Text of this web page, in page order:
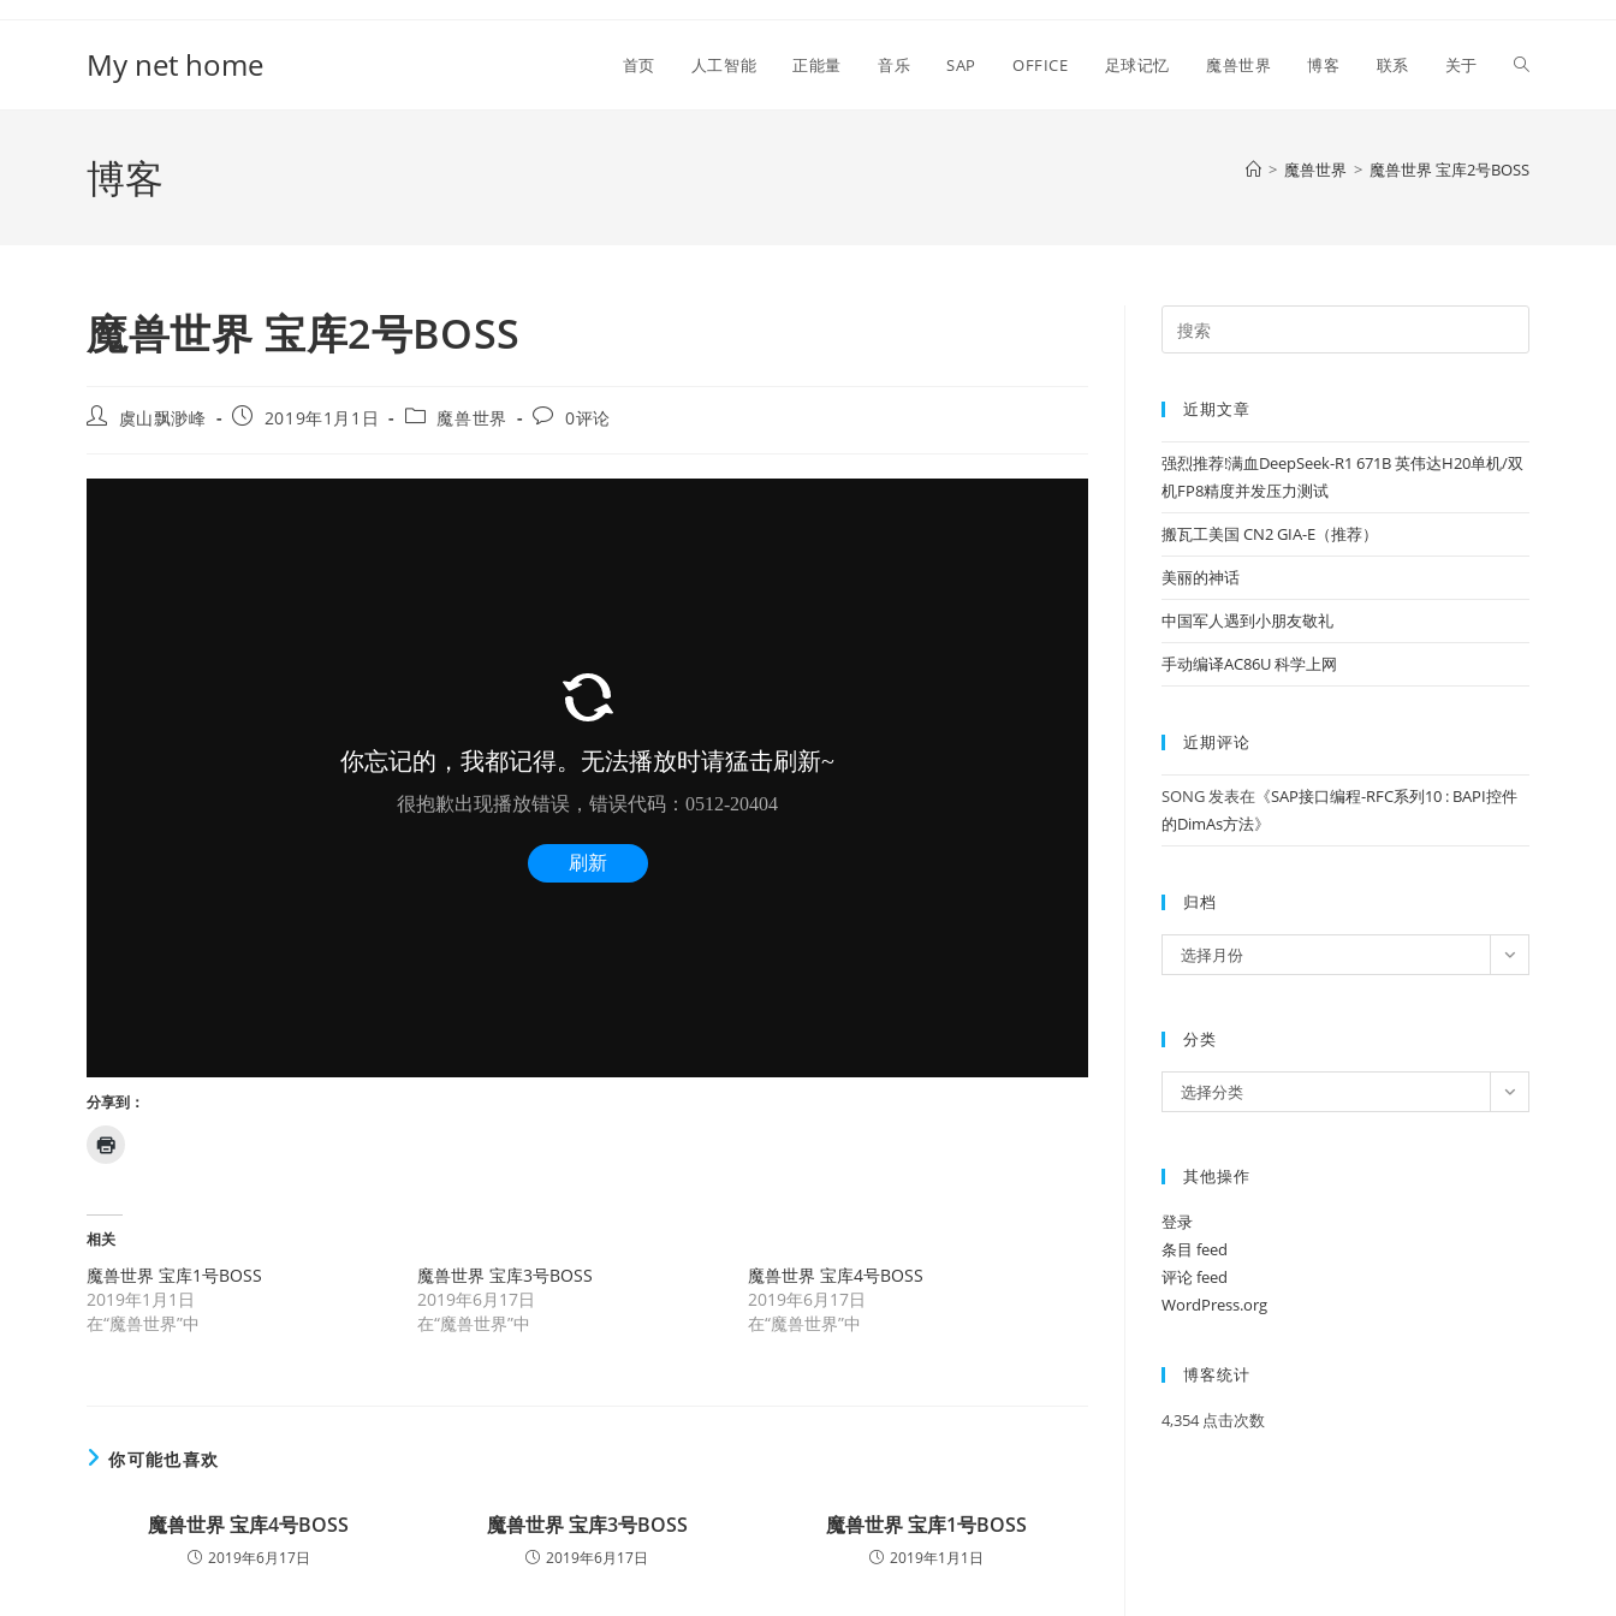
My net home 首页 人工智能 正能量 音乐 SAP OFFICE 足球记忆 魔兽世界 博客 联系 关于 Toggle
博客 > 魔兽世界 > 魔兽世界 宝库2号BOSS
魔兽世界 宝库2号BOSS
Post虞山飘渺峰
Post2019年1月1日
Post魔兽世界
Post0评论
分享到：
相关
魔兽世界 宝库1号BOSS
2019年1月1日
在“魔兽世界”中
魔兽世界 宝库3号BOSS
2019年6月17日
在“魔兽世界”中
魔兽世界 宝库4号BOSS
2019年6月17日
在“魔兽世界”中
你可能也喜欢
魔兽世界 宝库4号BOSS
2019年6月17日
魔兽世界 宝库3号BOSS
2019年6月17日
魔兽世界 宝库1号BOSS
2019年1月1日
Escape
近期文章
强烈推荐!满血DeepSeek-R1 671B 英伟达H20单机/双
机FP8精度并发压力测试
搬瓦工美国 CN2 GIA-E（推荐）
美丽的神话
中国军人遇到小朋友敬礼
手动编译AC86U 科学上网
近期评论
SONG发表在《SAP接口编程-RFC系列10 : BAPI控件
的DimAs方法》
归档
档
选择月份
分类
类
选择分类
其他操作
登录
条目 feed
评论 feed
WordPress.org
博客统计
4,354 点击次数